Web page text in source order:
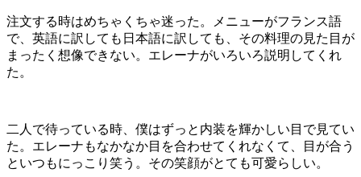
注文する時はめちゃくちゃ迷った。メニューがフランス語
で、英語に訳しても日本語に訳しても、その料理の見た目が
まったく想像できない。エレーナがいろいろ説明してくれ
た。
二人で待っている時、僕はずっと内装を輝かしい目で見てい
た。エレーナもなかなか目を合わせてくれなくて、目が合う
といつもにっこり笑う。その笑顔がとても可愛らしい。